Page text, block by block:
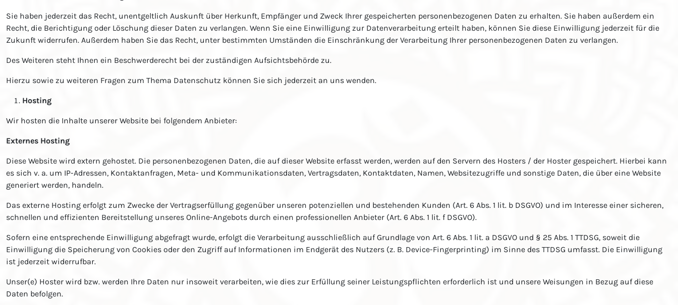
Sie haben jederzeit das Recht, unentgeltlich Auskunft über Herkunft, Empfänger und Zweck Ihrer gespeicherten personenbezogenen Daten zu erhalten. Sie haben außerdem ein
Recht, die Berichtigung oder Löschung dieser Daten zu verlangen. Wenn Sie eine Einwilligung zur Datenverarbeitung erteilt haben, können Sie diese Einwilligung jederzeit für die
Zukunft widerrufen. Außerdem haben Sie das Recht, unter bestimmten Umständen die Einschränkung der Verarbeitung Ihrer personenbezogenen Daten zu verlangen.
Des Weiteren steht Ihnen ein Beschwerderecht bei der zuständigen Aufsichtsbehörde zu.
Hierzu sowie zu weiteren Fragen zum Thema Datenschutz können Sie sich jederzeit an uns wenden.
Hosting
Wir hosten die Inhalte unserer Website bei folgendem Anbieter:
Externes Hosting
Diese Website wird extern gehostet. Die personenbezogenen Daten, die auf dieser Website erfasst werden, werden auf den Servern des Hosters / der Hoster gespeichert. Hierbei kann
es sich v. a. um IP-Adressen, Kontaktanfragen, Meta- und Kommunikationsdaten, Vertragsdaten, Kontaktdaten, Namen, Websitezugriffe und sonstige Daten, die über eine Website
generiert werden, handeln.
Das externe Hosting erfolgt zum Zwecke der Vertragserfüllung gegenüber unseren potenziellen und bestehenden Kunden (Art. 6 Abs. 1 lit. b DSGVO) und im Interesse einer sicheren,
schnellen und effizienten Bereitstellung unseres Online-Angebots durch einen professionellen Anbieter (Art. 6 Abs. 1 lit. f DSGVO).
Sofern eine entsprechende Einwilligung abgefragt wurde, erfolgt die Verarbeitung ausschließlich auf Grundlage von Art. 6 Abs. 1 lit. a DSGVO und § 25 Abs. 1 TTDSG, soweit die
Einwilligung die Speicherung von Cookies oder den Zugriff auf Informationen im Endgerät des Nutzers (z. B. Device-Fingerprinting) im Sinne des TTDSG umfasst. Die Einwilligung
ist jederzeit widerrufbar.
Unser(e) Hoster wird bzw. werden Ihre Daten nur insoweit verarbeiten, wie dies zur Erfüllung seiner Leistungspflichten erforderlich ist und unsere Weisungen in Bezug auf diese
Daten befolgen.